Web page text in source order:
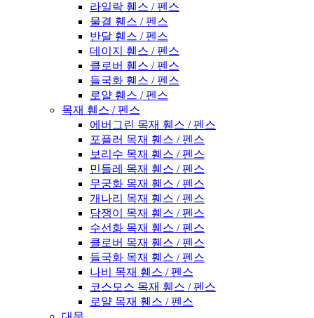
라일락 휀스 / 펜스
물결 휀스 / 펜스
반달 휀스 / 펜스
데이지 휀스 / 펜스
클로버 휀스 / 펜스
들국화 휀스 / 펜스
로얄 휀스 / 펜스
목재 휀스 / 펜스
에버그린 목재 휀스 / 펜스
포플러 목재 휀스 / 펜스
보리수 목재 휀스 / 펜스
민들레 목재 휀스 / 펜스
무궁화 목재 휀스 / 펜스
개나리 목재 휀스 / 펜스
담쟁이 목재 휀스 / 펜스
수선화 목재 휀스 / 펜스
클로버 목재 휀스 / 펜스
들국화 목재 휀스 / 펜스
나비 목재 휀스 / 펜스
코스모스 목재 휀스 / 펜스
로얄 목재 휀스 / 펜스